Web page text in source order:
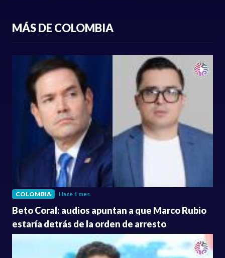
MÁS DE COLOMBIA
COLOMBIA Hace 1 mes
Beto Coral: audios apuntan a que Marco Rubio
estaría detrás de la orden de arresto